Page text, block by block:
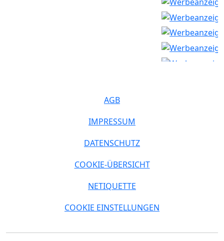
AGB
IMPRESSUM
DATENSCHUTZ
COOKIE-ÜBERSICHT
NETIQUETTE
COOKIE EINSTELLUNGEN